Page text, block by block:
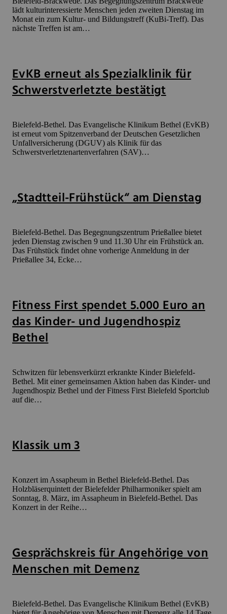
lädt kulturinteressierte Menschen jeden zweiten Dienstag im
Monat ein zum Kultur- und Bildungstreff (KuBi-Treff). Das
nächste Treffen ist am…
EvKB erneut als Spezialklinik für
Schwerstverletzte bestätigt
Bielefeld-Bethel. Das Evangelische Klinikum Bethel (EvKB)
ist erneut vom Spitzenverband der Deutschen Gesetzlichen
Unfallversicherung (DGUV) als Klinik für das
Schwerstverletztenartenverfahren (SAV)…
„Stadtteil-Frühstück“ am Dienstag
Bielefeld-Bethel. Das Begegnungszentrum Prießallee bietet
jeden Dienstag zwischen 9 und 11.30 Uhr ein Frühstück an.
Das Frühstück findet ohne vorherige Anmeldung in der
Prießallee 34, Ecke…
Fitness First spendet 5.000 Euro an
das Kinder- und Jugendhospiz
Bethel
Schwitzen für lebensverkürzt erkrankte Kinder Bielefeld-
Bethel. Mit einer gemeinsamen Aktion haben das Kinder- und
Jugendhospiz Bethel und der Fitness First Bielefeld Sportclub
auf die…
Klassik um 3
Konzert im Assapheum in Bethel Bielefeld-Bethel. Das
Holzbläserquintett der Bielefelder Philharmoniker spielt am
Sonntag, 8. März, im Assapheum in Bielefeld-Bethel. Das
Konzert in der Reihe…
Gesprächskreis für Angehörige von
Menschen mit Demenz
Bielefeld-Bethel. Das Evangelische Klinikum Bethel (EvKB)